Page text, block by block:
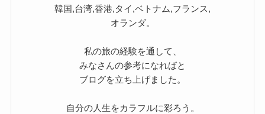
韓国,台湾,香港,タイ,ベトナム,フランス,
オランダ。
私の旅の経験を通して、
みなさんの参考になればと
ブログを立ち上げました。
自分の人生をカラフルに彩ろう。